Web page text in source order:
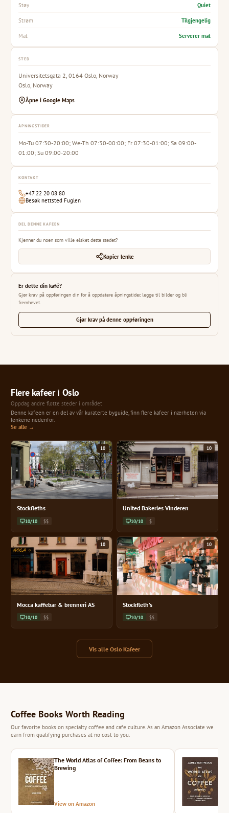
Støy Quiet
Strøm Tilgjengelig
Mat Serverer mat
STED
Universitetsgata 2, 0164 Oslo, Norway
Oslo, Norway
Åpne i Google Maps
ÅPNINGSTIDER
Mo-Tu 07:30-20:00; We-Th 07:30-00:00; Fr 07:30-01:00; Sa 09:00-
01:00; Su 09:00-20:00
KONTAKT
+47 22 20 08 80
Besøk nettsted Fuglen
DEL DENNE KAFEEN
Kjenner du noen som ville elsket dette stedet?
Kopier lenke
Er dette din kafé?
Gjør krav på oppføringen din for å oppdatere åpningstider, legge til bilder og bli
fremhevet.
Gjør krav på denne oppføringen
Flere kafeer i Oslo
Oppdag andre flotte steder i området
Denne kafeen er en del av vår kuraterte byguide, finn flere kafeer i nærheten via
lenkene nedenfor.
Se alle →
10
Stockfleths
10/10 $$
10
United Bakeries Vinderen
10/10 $
10
Mocca kaffebar & brenneri AS
10/10 $$
10
Stockfleth's
10/10 $$
Vis alle Oslo Kafeer
Coffee Books Worth Reading
Our favorite books on specialty coffee and cafe culture. As an Amazon Associate we
earn from qualifying purchases at no cost to you.
The World Atlas of Coffee: From Beans to
Brewing
View on Amazon